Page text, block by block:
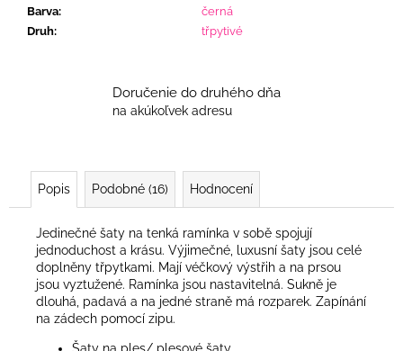
Barva:
černá
Druh: třpytivé
Doručenie do druhého dňa
na akúkoľvek adresu
Popis Podobné (16) Hodnocení
Jedinečné šaty na tenká ramínka v sobě spojují
jednoduchost a krásu. Výjimečné, luxusní šaty jsou celé
doplněny třpytkami. Mají véčkový výstřih a na prsou
jsou vyztužené. Ramínka jsou nastavitelná. Sukně je
dlouhá, padavá a na jedné straně má rozparek. Zapínání
na zádech pomocí zipu.
Šaty na ples/ plesové šaty